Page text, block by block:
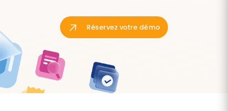
Réservez votre démo